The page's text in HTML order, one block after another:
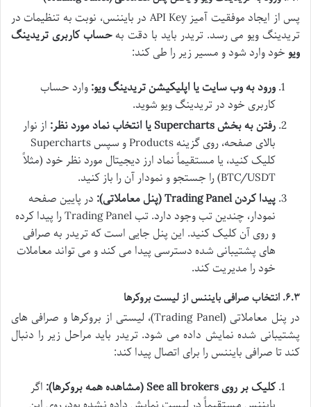
پس از ایجاد موفقیت آمیز API Key در بایننس، نوبت به تنظیمات در
تریدینگ ویو می رسد. تریدر باید با دقت بهحساب کاربری تریدینگ
ویوخود وارد شود و مسیر زیر را طی کند:
ورود به وب سایت یا اپلیکیشن تریدینگ ویو:وارد حساب
کاربری خود در تریدینگ ویو شوید.
رفتن به بخش Supercharts یا انتخاب نماد مورد نظر:
از نوار
بالای صفحه، روی گزینه Products و سپس Supercharts
کلیک کنید، یا مستقیماً نماد ارز دیجیتال مورد نظر خود (مثلاً
BTC/USDT) را جستجو و نمودار آن را باز کنید.
پیدا کردن Trading Panel (پنل معاملاتی):
در پایین صفحه
نمودار، چندین تب وجود دارد. تب Trading Panel را پیدا کرده
و روی آن کلیک کنید. این پنل جایی است که تریدر به صرافی
های پشتیبانی شده دسترسی پیدا می کند و می تواند معاملات
خود را مدیریت کند.
۶.۳. انتخاب صرافی بایننس از لیست بروکرها
در پنل معاملاتی (Trading Panel)، لیستی از بروکرها و صرافی های
پشتیبانی شده نمایش داده می شود. تریدر باید مراحل زیر را دنبال
کند تا صرافی بایننس را برای اتصال پیدا کند:
کلیک بر روی See all brokers (مشاهده همه بروکرها):
اگر